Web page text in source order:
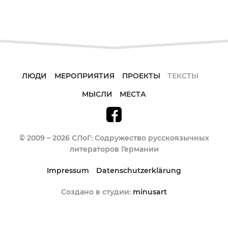
ЛЮДИ МЕРОПРИЯТИЯ ПРОЕКТЫ
ТЕКСТЫ
МЫСЛИ
МЕСТА
© 2009 – 2026 СЛоГ: Содружество русскоязычных
литераторов Германии
Impressum Datenschutzerklärung
Создано в студии: minusart